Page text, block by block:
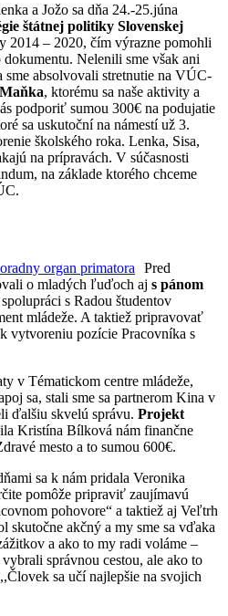
a Jožo sa dňa 24.-25.júna
štátnej politiky Slovenskej
2014 – 2020, čím výrazne pomohli
Nelenili sme však ani
sme absolvovali stretnutie na VÚC-
, ktorému sa naše aktivity a
podporiť sumou 300€ na podujatie
sa uskutoční na námestí už 3.
školského roka. Lenka, Sisa,
na prípravách. V súčasnosti
na základe ktorého chceme
Pred
o mladých ľuďoch aj s pánom
s Radou študentov
mládeže. A taktiež pripravovať
vytvoreniu pozície Pracovníka s
v Tématickom centre mládeže,
sa, stali sme sa partnerom Kina v
ďalšiu skvelú správu. Projekt
Kristína Bílková nám finančne
mesto a to sumou 600€.
sa k nám pridala Veronika
pomôže pripraviť zaujímavú
pohovore“ a taktiež aj Veľtrh
akčný a my sme sa vďaka
a ako to my radi voláme –
správnou cestou, ale ako to
sa učí najlepšie na svojich